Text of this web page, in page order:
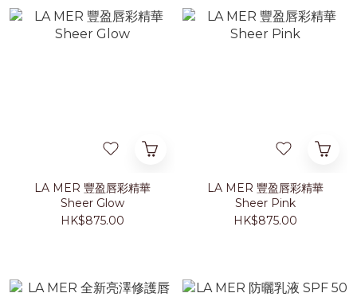
LA MER 豐盈唇彩精華
Sheer Glow
HK$875.00
LA MER 豐盈唇彩精華
Sheer Pink
HK$875.00